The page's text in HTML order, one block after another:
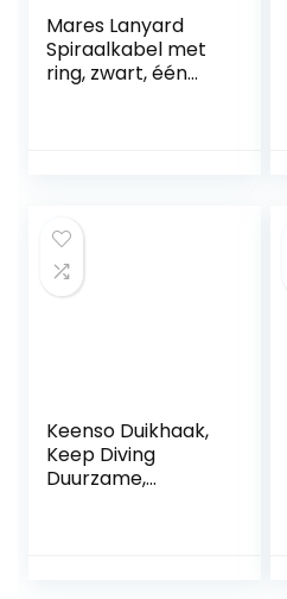
Mares Lanyard
Spiraalkabel met
ring, zwart, één
Keenso Duikhaak,
Keep Diving
Duurzame,